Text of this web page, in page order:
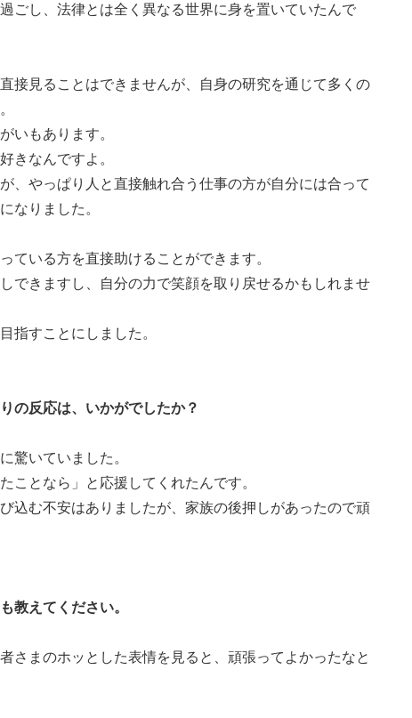
ごし、法律とは全く異なる世界に身を置いていたんで
接見ることはできませんが、自身の研究を通じて多くの
いもあります。
きなんですよ。
、やっぱり人と直接触れ合う仕事の方が自分には合って
なりました。
ている方を直接助けることができます。
できますし、自分の力で笑顔を取り戻せるかもしれませ
指すことにしました。
反応は、いかがでしたか？
驚いていました。
ことなら」と応援してくれたんです。
込む不安はありましたが、家族の後押しがあったので頑
えてください。
さまのホッとした表情を見ると、頑張ってよかったなと